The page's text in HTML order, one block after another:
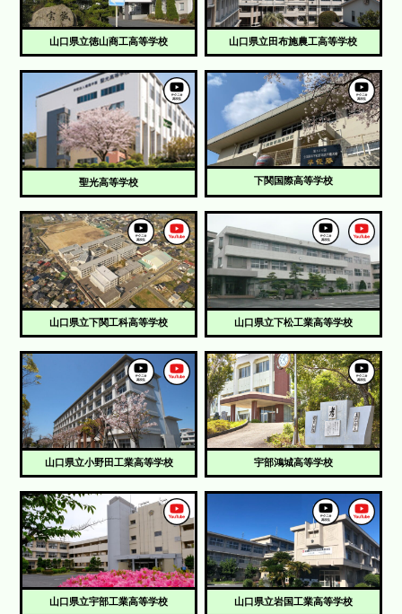
山口県立徳山商工高等学校 山口県立田布施農工高等学校
聖光高等学校 下関国際高等学校
山口県立下関工科高等学校 山口県立下松工業高等学校
山口県立小野田工業高等学校 宇部鴻城高等学校
山口県立宇部工業高等学校 山口県立岩国工業高等学校